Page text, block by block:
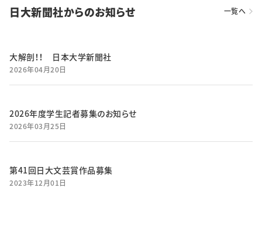
日大新聞社からのお知らせ 一覧へ
大解剖！！ 日本大学新聞社
2026年04月20日
2026年度学生記者募集のお知らせ
2026年03月25日
第41回日大文芸賞作品募集
2023年12月01日